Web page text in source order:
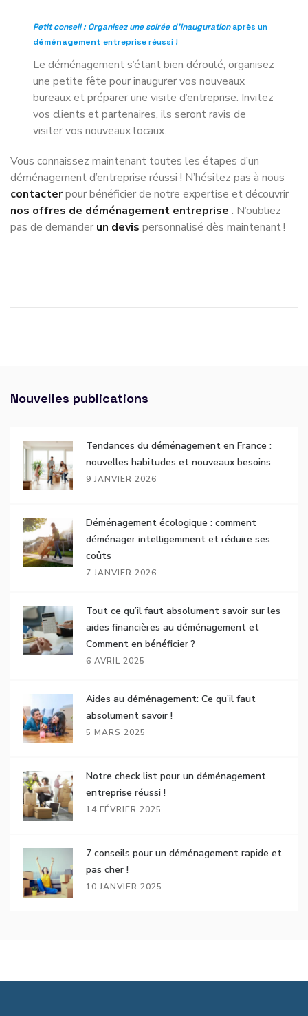
Petit conseil : Organisez une soirée d’inaugurationaprès un
déménagement entreprise réussi !
Le déménagement s’étant bien déroulé, organisez
une petite fête pour inaugurer vos nouveaux
bureaux et préparer une visite d’entreprise. Invitez
vos clients et partenaires, ils seront ravis de
visiter vos nouveaux locaux.
Vous connaissez maintenant toutes les étapes d’un
déménagement d’entreprise réussi ! N’hésitez pas à nous
contacterpour bénéficier de notre expertise et découvrir
nos offres de déménagement entreprise . N’oubliez
pas de demander un devis personnalisé dès maintenant !
Nouvelles publications
Tendances du déménagement en France :
nouvelles habitudes et nouveaux besoins
9 JANVIER 2026
Déménagement écologique : comment
déménager intelligemment et réduire ses
coûts
7 JANVIER 2026
Tout ce qu’il faut absolument savoir sur les
aides financières au déménagement et
Comment en bénéficier ?
6 AVRIL 2025
Aides au déménagement: Ce qu’il faut
absolument savoir !
5 MARS 2025
Notre check list pour un déménagement
entreprise réussi !
14 FÉVRIER 2025
7 conseils pour un déménagement rapide et
pas cher !
10 JANVIER 2025